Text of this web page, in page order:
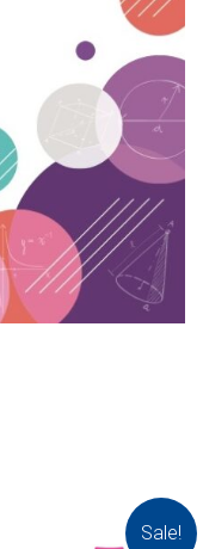
Sale!